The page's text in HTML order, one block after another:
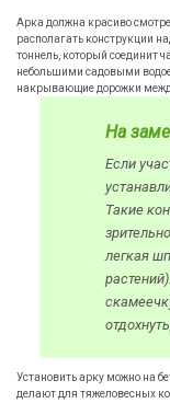
Арка должна красиво
располагать конструкции
тоннель, который соединит
небольшими садовыми
накрывающие дорожки
На
Если
Такие
легкая
Установить арку можно на
делают для тяжеловесных